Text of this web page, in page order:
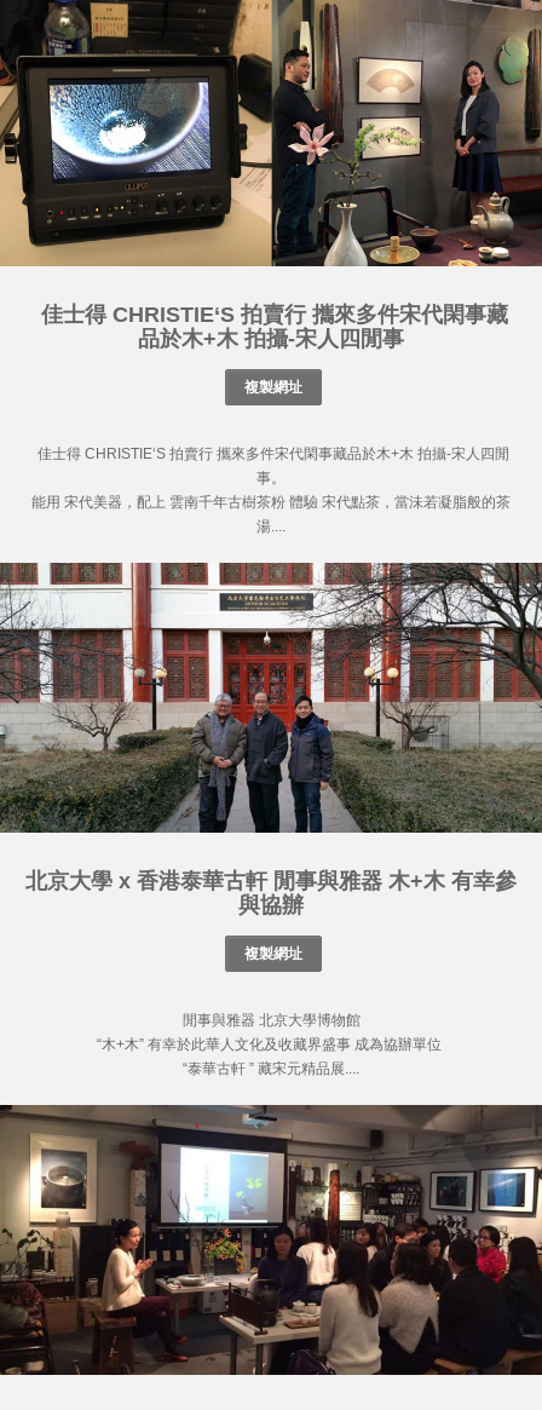
佳士得 CHRISTIE‘S 拍賣行 攜來多件宋代閑事藏
品於木+木 拍攝-宋人四閒事
佳士得 CHRISTIE‘S 拍賣行 攜來多件宋代閑事藏品於木+木 拍攝-宋人四閒
事。
能用 宋代美器，配上 雲南千年古樹茶粉 體驗 宋代點茶，當沬若凝脂般的茶
湯....
北京大學 x 香港泰華古軒 閒事與雅器 木+木 有幸參
與協辦
閒事與雅器 北京大學博物館
“木+木” 有幸於此華人文化及收藏界盛事 成為協辦單位
“泰華古軒 ” 藏宋元精品展....